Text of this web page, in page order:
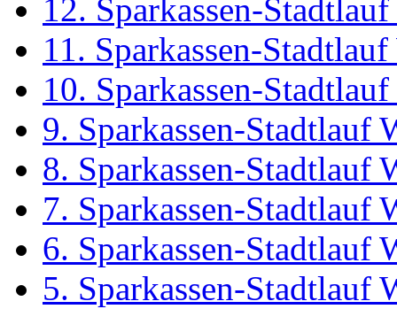
12. Sparkassen-
11. Sparkassen-
10. Sparkassen-
9. Sparkassen-Stadtlauf
8. Sparkassen-Stadtlauf
7. Sparkassen-Stadtlauf
6. Sparkassen-Stadtlauf
5. Sparkassen-Stadtlauf